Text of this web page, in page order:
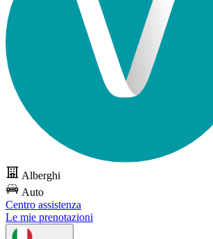
Alberghi
Auto
Centro assistenza
Le mie prenotazioni